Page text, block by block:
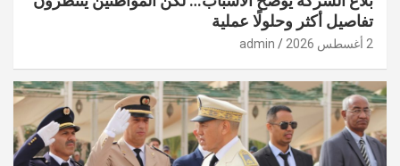
تفاصيل أكثر وحلولًا عملية
2 أغسطس 2026 admin